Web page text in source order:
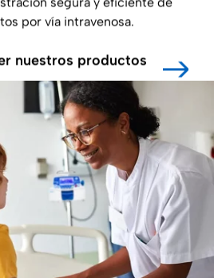
por vía intravenosa.
nuestros productos